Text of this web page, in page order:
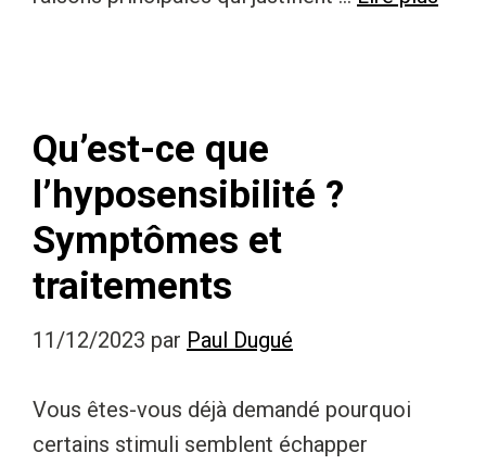
Qu’est-ce que
l’hyposensibilité ?
Symptômes et
traitements
11/12/2023 par Paul Dugué
Vous êtes-vous déjà demandé pourquoi
certains stimuli semblent échapper